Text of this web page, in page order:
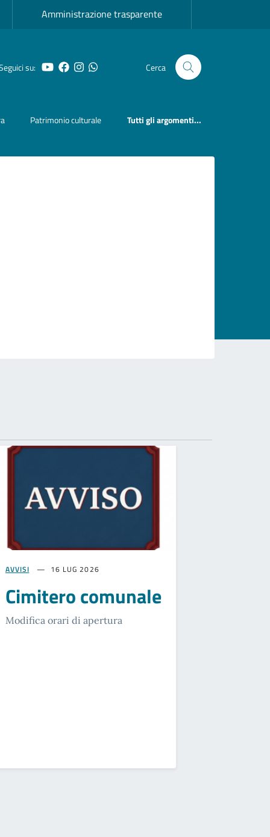
Amministrazione trasparente
su: YouTube
Facebook
Instagram
Whatsapp Cerca
Patrimonio culturale Tutti gli argomenti...
AVVISI 16 LUG 2026
Cimitero comunale
Modifica orari di apertura